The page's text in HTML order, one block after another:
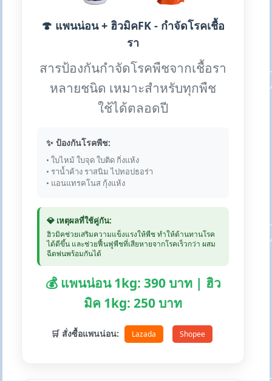
🍄 แพนน่อน + ฮิวมิคFK - กำจัดโรคเชื้อ
รา
สารป้องกันกำจัดโรคพืชจากเชื้อรา
หลายชนิด เหมาะสำหรับทุกพืช
ใช้ได้ตลอดปี
✨ ป้องกันโรคพืช:
• ใบไหม้ ใบจุด ใบติด กิ่งแห้ง
• ราน้ำค้าง ราสนิม ไปทอปธอร่า
• แอนแทรคโนส กุ้งแห้ง
💎 เหตุผลที่ใช้คู่กัน:
ฮิวมิคช่วยเสริมความแข็งแรงให้พืช ทำให้ต้านทานโรค
ได้ดีขึ้น และช่วยฟื้นฟูพืชที่เสียหายจากโรคเร็วกว่า ผสม
ฉีดพ่นพร้อมกันได้
💰 แพนน่อน 1kg: 390 บาท | ฮิว
มิค 1kg: 250 บาท
🛒 สั่งซื้อแพนน่อน: Lazada Shopee